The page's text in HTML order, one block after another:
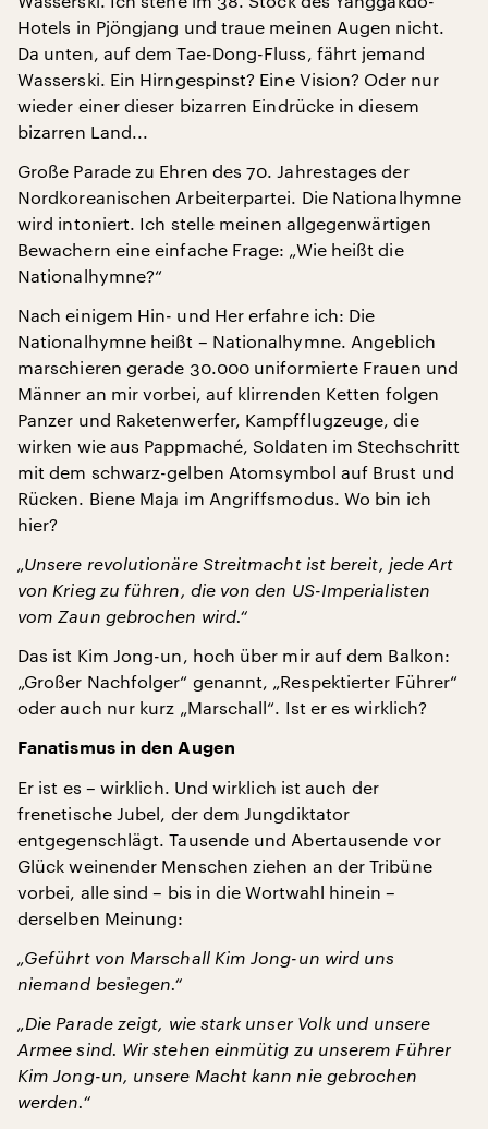
Hotels in Pjöngjang und traue meinen Augen nicht.
Da unten, auf dem Tae-Dong-Fluss, fährt jemand
Wasserski. Ein Hirngespinst? Eine Vision? Oder nur
wieder einer dieser bizarren Eindrücke in diesem
bizarren Land...
Große Parade zu Ehren des 70. Jahrestages der
Nordkoreanischen Arbeiterpartei. Die Nationalhymne
wird intoniert. Ich stelle meinen allgegenwärtigen
Bewachern eine einfache Frage: „Wie heißt die
Nationalhymne?“
Nach einigem Hin- und Her erfahre ich: Die
Nationalhymne heißt – Nationalhymne. Angeblich
marschieren gerade 30.000 uniformierte Frauen und
Männer an mir vorbei, auf klirrenden Ketten folgen
Panzer und Raketenwerfer, Kampfflugzeuge, die
wirken wie aus Pappmaché, Soldaten im Stechschritt
mit dem schwarz-gelben Atomsymbol auf Brust und
Rücken. Biene Maja im Angriffsmodus. Wo bin ich
hier?
„Unsere revolutionäre Streitmacht ist bereit, jede Art
von Krieg zu führen, die von den US-Imperialisten
vom Zaun gebrochen wird.“
Das ist Kim Jong-un, hoch über mir auf dem Balkon:
„Großer Nachfolger“ genannt, „Respektierter Führer“
oder auch nur kurz „Marschall“. Ist er es wirklich?
Fanatismus in den Augen
Er ist es – wirklich. Und wirklich ist auch der
frenetische Jubel, der dem Jungdiktator
entgegenschlägt. Tausende und Abertausende vor
Glück weinender Menschen ziehen an der Tribüne
vorbei, alle sind – bis in die Wortwahl hinein –
derselben Meinung:
„Geführt von Marschall Kim Jong-un wird uns
niemand besiegen.“
„Die Parade zeigt, wie stark unser Volk und unsere
Armee sind. Wir stehen einmütig zu unserem Führer
Kim Jong-un, unsere Macht kann nie gebrochen
werden.“